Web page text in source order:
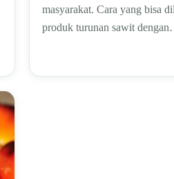
masyarakat. Cara yang bisa
produk turunan sawit